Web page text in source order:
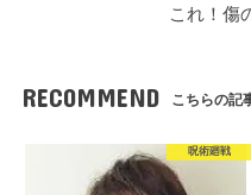
これ！傷
RECOMMEND こちらの記
呪術廻戦